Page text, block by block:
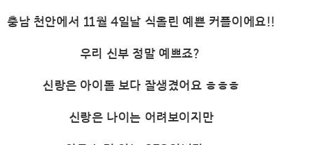
충남 천안에서 11월 4일날 식올린 예쁜 커플이에요!!
우리 신부 정말 예쁘죠?
신랑은 아이돌 보다 잘생겼어요 ㅎㅎㅎ
신랑은 나이는 어려보이지만